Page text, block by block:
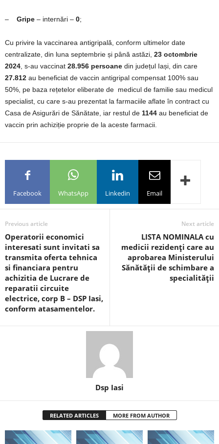
– Gripe – internări – 0;
Cu privire la vaccinarea antigripală, conform ultimelor date
centralizate, din luna septembrie și până astăzi, 23 octombrie
2024 , s-au vaccinat 28.956 persoane din județul Iași, din care
27.812 au beneficiat de vaccin antigripal compensat 100% sau
50%, pe baza rețetelor eliberate de medicul de familie sau medicul
specialist, cu care s-au prezentat la farmaciile aflate în contract cu
Casa de Asigurări de Sănătate, iar restul de 1144 au beneficiat de
vaccin prin achiziție proprie de la aceste farmacii.
Facebook WhatsApp Linkedin Email
Previous article
Operatorii economici
interesati sunt invitati sa
transmita oferta tehnica
si financiara pentru
achizitia de Lucrare de
reparatii circuite
electrice, corp B – DSP Iasi,
conform atasamentelor.
Next article
LISTA NOMINALA cu
medicii rezidenţi care au
aprobarea Ministerului
Sănătăţii de schimbare a
specialităţii
Dsp Iasi
RELATED ARTICLES MORE FROM AUTHOR